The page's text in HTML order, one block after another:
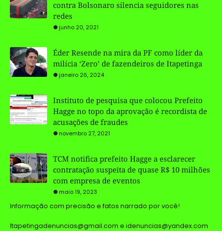
contra Bolsonaro silencia seguidores nas
redes
junho 20, 2021
Éder Resende na mira da PF como líder da
milícia ‘Zero’ de fazendeiros de Itapetinga
janeiro 26, 2024
Instituto de pesquisa que colocou Prefeito
Hagge no topo da aprovação é recordista de
acusações de fraudes
novembro 27, 2021
TCM notifica prefeito Hagge a esclarecer
contratação suspeita de quase R$ 10 milhões
com empresa de eventos
maio 19, 2023
Informação com precisão e fatos narrado por você!
Itapetingadenuncias@gmail.com e idenuncias@yandex.com